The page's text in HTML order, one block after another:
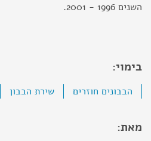
השנים 1996 - 2001.
בימוי:
הבבונים חוזרים שירת הבבון
מאת: